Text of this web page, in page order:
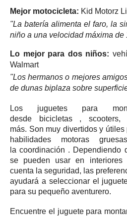
Mejor motocicleta: Kid Motorz
"La batería alimenta el faro, la
niño a una velocidad máxima de
Lo mejor para dos niños:
Walmart
"Los hermanos o mejores
de dunas biplaza sobre
Los juguetes para
desde
bicicletas, scooters,
más. Son muy divertidos y útiles
habilidades motoras
lacoordinación . Dependiendo
se pueden usar en interiores
cuenta la seguridad, las
ayudará a seleccionar el
para su pequeño aventurero.
Encuentre el juguete para